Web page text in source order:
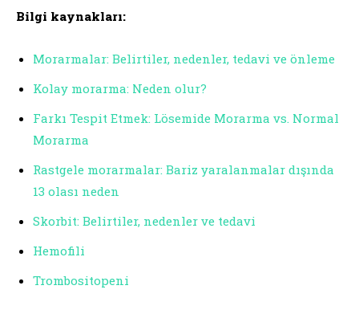
Bilgi kaynakları:
Morarmalar: Belirtiler, nedenler, tedavi ve önleme
Kolay morarma: Neden olur?
Farkı Tespit Etmek: Lösemide Morarma vs. Normal
Morarma
Rastgele morarmalar: Bariz yaralanmalar dışında
13 olası neden
Skorbit: Belirtiler, nedenler ve tedavi
Hemofili
Trombositopeni